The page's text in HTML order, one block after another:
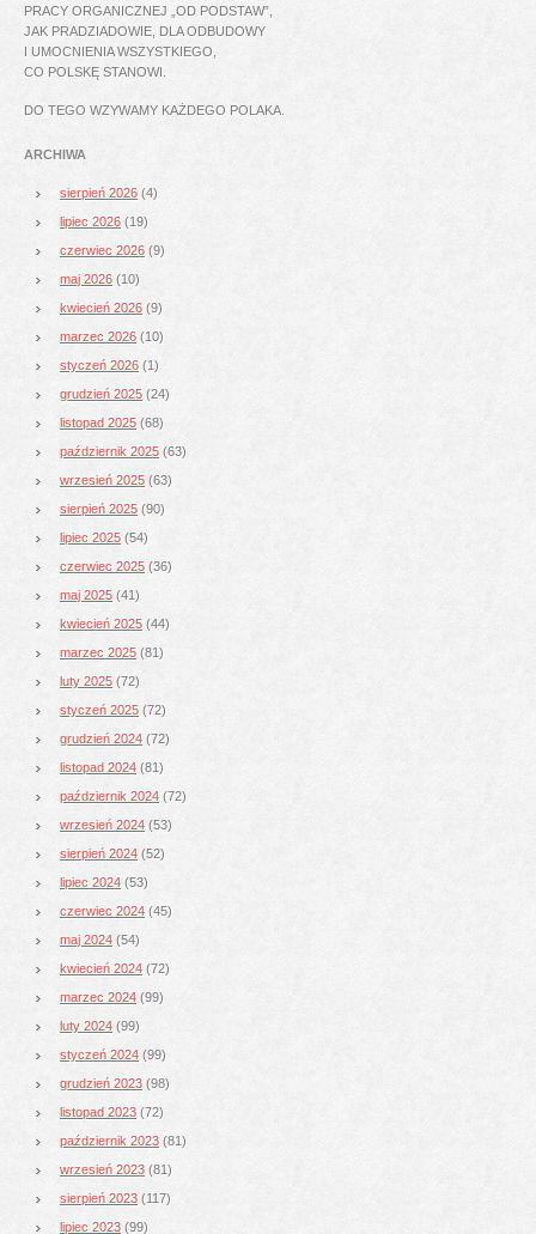
PRACY ORGANICZNEJ „OD PODSTAW”,
JAK PRADZIADOWIE, DLA ODBUDOWY
I UMOCNIENIA WSZYSTKIEGO,
CO POLSKĘ STANOWI.
DO TEGO WZYWAMY KAŻDEGO POLAKA.
ARCHIWA
sierpień 2026 (4)
lipiec 2026 (19)
czerwiec 2026 (9)
maj 2026 (10)
kwiecień 2026 (9)
marzec 2026 (10)
styczeń 2026 (1)
grudzień 2025 (24)
listopad 2025 (68)
październik 2025 (63)
wrzesień 2025 (63)
sierpień 2025 (90)
lipiec 2025 (54)
czerwiec 2025 (36)
maj 2025 (41)
kwiecień 2025 (44)
marzec 2025 (81)
luty 2025 (72)
styczeń 2025 (72)
grudzień 2024 (72)
listopad 2024 (81)
październik 2024 (72)
wrzesień 2024 (53)
sierpień 2024 (52)
lipiec 2024 (53)
czerwiec 2024 (45)
maj 2024 (54)
kwiecień 2024 (72)
marzec 2024 (99)
luty 2024 (99)
styczeń 2024 (99)
grudzień 2023 (98)
listopad 2023 (72)
październik 2023 (81)
wrzesień 2023 (81)
sierpień 2023 (117)
lipiec 2023 (99)